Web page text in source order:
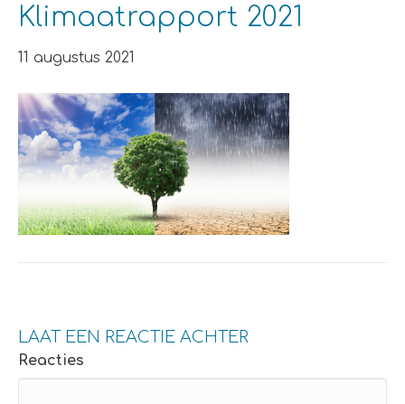
Klimaatrapport 2021
11 augustus 2021
LAAT EEN REACTIE ACHTER
Reacties